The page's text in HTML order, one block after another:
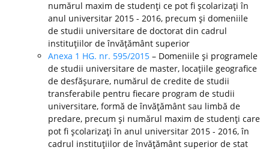
numărul maxim de studenţi ce pot fi şcolarizaţi în
anul universitar 2015 - 2016, precum şi domeniile
de studii universitare de doctorat din cadrul
instituţiilor de învăţământ superior
Anexa 1 HG. nr. 595/2015 – Domeniile şi programele
de studii universitare de master, locaţiile geografice
de desfăşurare, numărul de credite de studii
transferabile pentru fiecare program de studii
universitare, formă de învăţământ sau limbă de
predare, precum şi numărul maxim de studenţi care
pot fi şcolarizaţi în anul universitar 2015 - 2016, în
cadrul instituţiilor de învăţământ superior de stat